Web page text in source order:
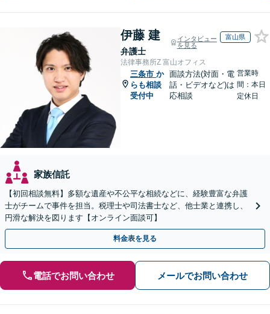
伊藤 建
弁護士
インタビュー
を見る
富山県
法律事務所Z 富山オフィス
三条市 か
らも相談
受付中
面談方法(対面・電
話・ビデオなど)は
応相談
営業時
間：本日
定休日
家族信託
【初回相談無料】多額な遺産や不公平な相続などに、経験豊富な弁護
士がチームで事件を担当。税理士や司法書士など、他士業と連携し、
円滑な解決を図ります【オンライン面談可】
料金表を見る
電話でお問い合わせ メールでお問い合わせ